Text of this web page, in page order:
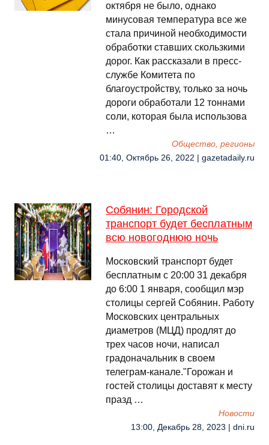
октября не было, однако
минусовая температура все же
стала причиной необходимости
обработки ставших скользкими
дорог. Как рассказали в пресс-
службе Комитета по
благоустройству, только за ночь
дороги обработали 12 тоннами
соли, которая была использова
…
Общество, регионы
01:40, Октябрь 26, 2022 | gazetadaily.ru
Собянин: Городской
транспорт будет бесплатным
всю новогоднюю ночь
Московский транспорт будет
бесплатным с 20:00 31 декабря
до 6:00 1 января, сообщил мэр
столицы сергей Собянин. Работу
Московских центральных
диаметров (МЦД) продлят до
трех часов ночи, написал
градоначальник в своем
телеграм-канале."Горожан и
гостей столицы доставят к месту
празд …
Новости
13:00, Декабрь 28, 2023 | dni.ru